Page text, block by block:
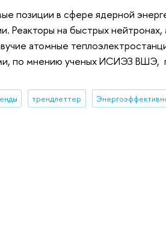
позиции в сфере ядерной
Реакторы на быстрых
атомные
по мнению ученых ИСИЭЗ ВШЭ,
трендлеттер